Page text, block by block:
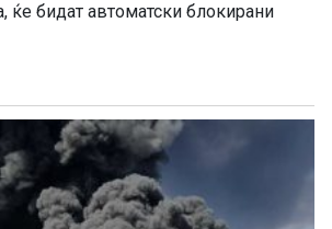
ќе бидат автоматски блокирани